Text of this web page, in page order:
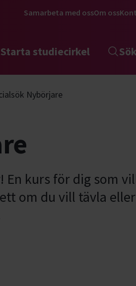
Samarbeta med ossOm oss
Starta studiecirkel
Nybörjare
kurs för dig som
om du vill tävla